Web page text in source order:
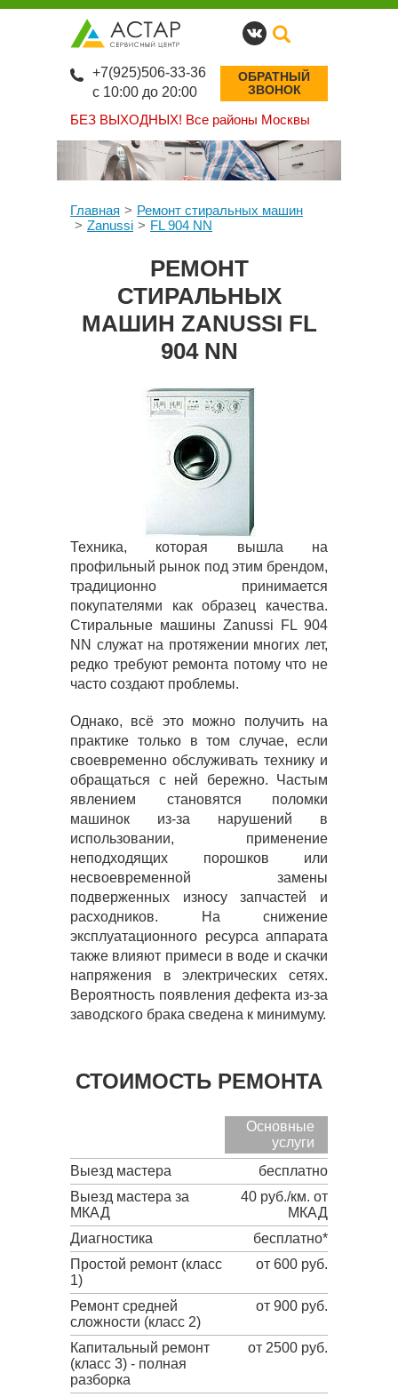
БЕЗ ВЫХОДНЫХ! Все районы Москвы
+7(925)506-33-36
с 10:00 до 20:00
ОБРАТНЫЙ
ЗВОНОК
Главная
Ремонт стиральных машин
Zanussi
FL 904 NN
РЕМОНТ
СТИРАЛЬНЫХ
МАШИН ZANUSSI FL
904 NN
Техника, которая вышла на
профильный рынок под этим брендом,
традиционно принимается
покупателями как образец качества.
Стиральные машины Zanussi FL 904
NN служат на протяжении многих лет,
редко требуют ремонта потому что не
часто создают проблемы.
Однако, всё это можно получить на
практике только в том случае, если
своевременно обслуживать технику и
обращаться с ней бережно. Частым
явлением становятся поломки
машинок из-за нарушений в
использовании, применение
неподходящих порошков или
несвоевременной замены
подверженных износу запчастей и
расходников. На снижение
эксплуатационного ресурса аппарата
также влияют примеси в воде и скачки
напряжения в электрических сетях.
Вероятность появления дефекта из-за
заводского брака сведена к минимуму.
СТОИМОСТЬ РЕМОНТА
Основные
услуги
Выезд мастера
бесплатно
Выезд мастера за
МКАД
40 руб./км. от
МКАД
Диагностика
бесплатно*
Простой ремонт (класс
1)
от 600 руб.
Ремонт средней
сложности (класс 2)
от 900 руб.
Капитальный ремонт
(класс 3) - полная
разборка
от 2500 руб.